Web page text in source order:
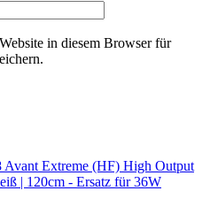
in diesem Browser für